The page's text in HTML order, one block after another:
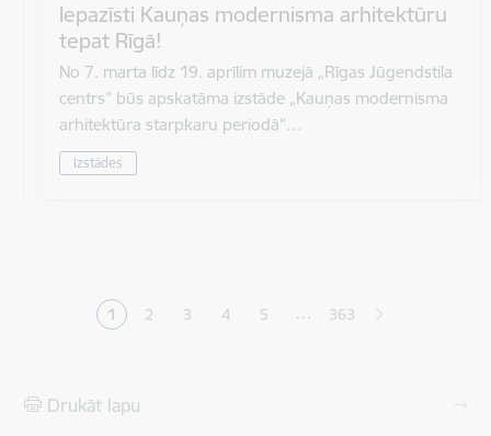
Iepazīsti Kauņas modernisma arhitektūru
tepat Rīgā!
No 7. marta līdz 19. aprīlim muzejā „Rīgas Jūgendstila
centrs” būs apskatāma izstāde „Kauņas modernisma
arhitektūra starpkaru periodā”…
Izstādes
Pašreizējā lapa
1 Lapa
2 Lapa
3 Lapa
4 Lapa
5 … 363
Drukāt lapu